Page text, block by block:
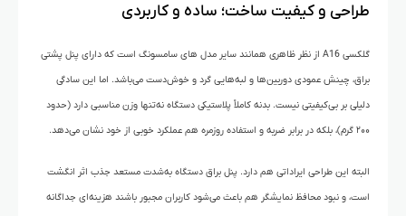
طراحی و کیفیت ساخت؛ ساده و کاربردی
گلکسی A16 از نظر ظاهری همانند سایر مدل های سامسونگ است که دارای پنل پشتی
براق، چینش عمودی دوربین‌ها و لبه‌هایی گرد و خوش‌دست می‌باشد. اما این سادگی
دلیلی بر بی‌کیفیتی نیست. بدنه کاملاً پلاستیکی دستگاه نه‌تنها وزن مناسبی دارد (حدود
۲۰۰ گرم)، بلکه در برابر ضربه و استفاده روزمره هم عملکرد خوبی از خود نشان می‌دهد.
البته این طراحی ایراداتی هم دارد. پنل براق دستگاه به‌شدت مستعد جذب اثر انگشت
است، و نبود محافظ نمایشگر هم باعث می‌شود کاربران مجبور باشند هزینه‌ای جداگانه